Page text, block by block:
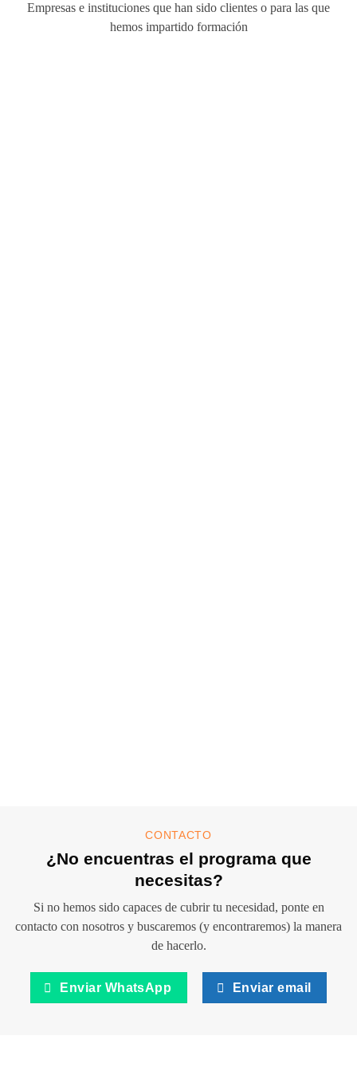
Empresas e instituciones que han sido clientes o para las que
hemos impartido formación
CONTACTO
¿No encuentras el programa que
necesitas?
Si no hemos sido capaces de cubrir tu necesidad, ponte en
contacto con nosotros y buscaremos (y encontraremos) la manera
de hacerlo.
Enviar WhatsApp Enviar email